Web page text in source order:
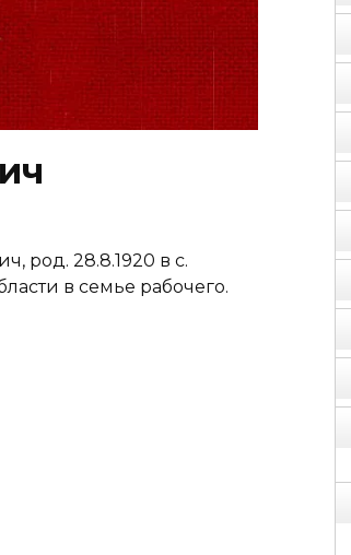
28.8.1920 в с.
в семье рабочего.